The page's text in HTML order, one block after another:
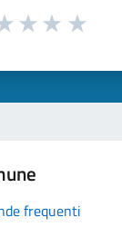
frequenti